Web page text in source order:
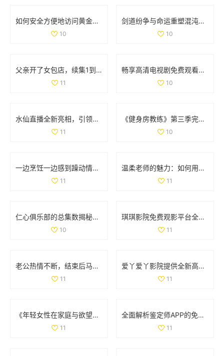
如何安全方便地访问黄金网站的官方网站指南
10
剑道纷争与命运重塑混沌剑神的传奇冒险旅程
10
父亲开了女包店，续集1到100集精彩故事全记录
11
畅享高清电视剧免费观看的精彩推荐你不容错过
10
水仙直播全新亮相，引领互动娱乐新时代，精彩内容不容错过
11
《健身房教练》第三季完美回归，畅享全新健身挑战与成长故事
10
一边烹饪一边感到躁动情绪是怎么回事探讨原因与应对方法
11
温柔老师的魅力：如何用爱心与耐心影响学生成长
11
仁心俱乐部的总集数揭秘，带你走进每个精彩故事背后
10
琪琪影院免费观影平台全新上线，尽享各类精彩视频内容
11
老公热情不断，结束后马上又要求的故事分享
11
爱丫爱丫影院提供全新高清免费看影片体验，尽享视听盛宴
11
《年轻女性在家庭与欲望之间的复杂抉择与心灵探索》
11
全面解析鉴定师APP的免费使用方法及功能介绍
11